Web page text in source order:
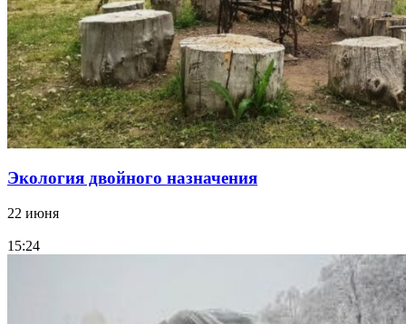
Экология двойного назначения
22 июня
15:24